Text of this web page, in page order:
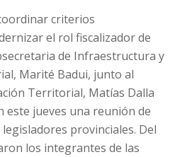
criterios
el rol fiscalizador de
de Infraestructura y
Marité Badui, junto al
Territorial, Matías Dalla
jueves una reunión de
provinciales. Del
los integrantes de las